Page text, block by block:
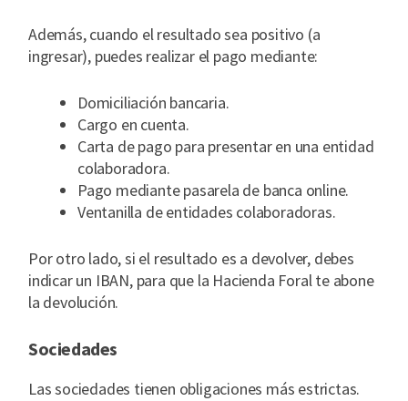
Además, cuando el resultado sea positivo (a
ingresar), puedes realizar el pago mediante:
Domiciliación bancaria.
Cargo en cuenta.
Carta de pago para presentar en una entidad
colaboradora.
Pago mediante pasarela de banca online.
Ventanilla de entidades colaboradoras.
Por otro lado, si el resultado es a devolver, debes
indicar un IBAN, para que la Hacienda Foral te abone
la devolución.
Sociedades
Las sociedades tienen obligaciones más estrictas.